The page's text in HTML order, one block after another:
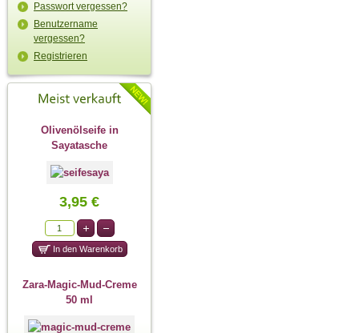
Passwort vergessen?
Benutzername
vergessen?
Registrieren
Olivenölseife in
Sayatasche
3,95 €
Zara-Magic-Mud-Creme
50 ml